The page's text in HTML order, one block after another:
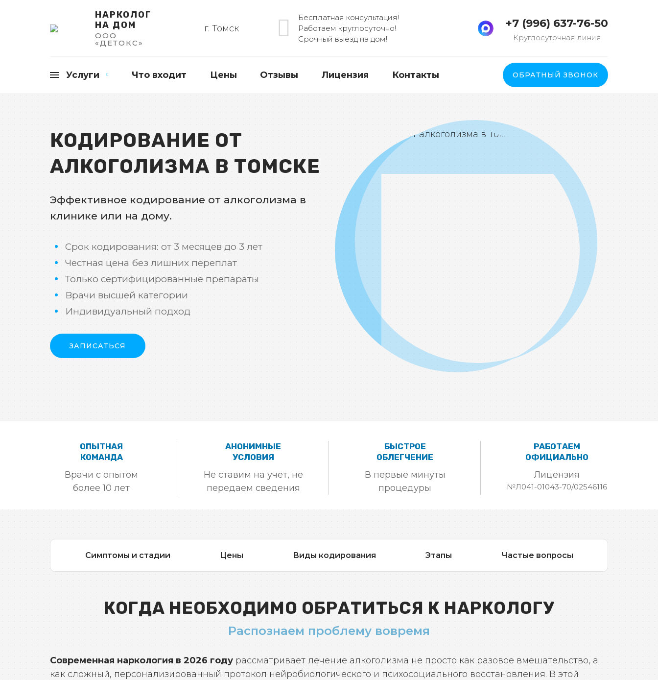
НАРКОЛОГ
НА ДОМ
ООО
«ДЕТОКС»
г. Томск
Бесплатная консультация!
Работаем круглосуточно!
Срочный выезд на дом!
+7 (996) 637-76-50
Круглосуточная линия
Услуги
Вывод из запоя на дому
Кодирование от алкоголизма
Кодирование от алкоголизма на дому
Что входит Цены Отзывы Лицензия Контакты ОБРАТНЫЙ ЗВОНОК
КОДИРОВАНИЕ ОТ
АЛКОГОЛИЗМА В ТОМСКЕ
Эффективное кодирование от алкоголизма в
клинике или на дому.
Срок кодирования: от 3 месяцев до 3 лет
Честная цена без лишних переплат
Только сертифицированные препараты
Врачи высшей категории
Индивидуальный подход
ЗАПИСАТЬСЯ
ОПЫТНАЯ
КОМАНДА
Врачи с опытом
более 10 лет
АНОНИМНЫЕ
УСЛОВИЯ
Не ставим на учет, не
передаем сведения
БЫСТРОЕ
ОБЛЕГЧЕНИЕ
В первые минуты
процедуры
РАБОТАЕМ
ОФИЦИАЛЬНО
Лицензия
№Л041-01043-70/02546116
Симптомы и стадии Цены Виды кодирования Этапы Частые вопросы
КОГДА НЕОБХОДИМО ОБРАТИТЬСЯ К НАРКОЛОГУ
Распознаем проблему вовремя
Современная наркология в 2026 году рассматривает лечение алкоголизма не просто как разовое вмешательство, а
как сложный, персонализированный протокол нейробиологического и психосоциального восстановления. В этой